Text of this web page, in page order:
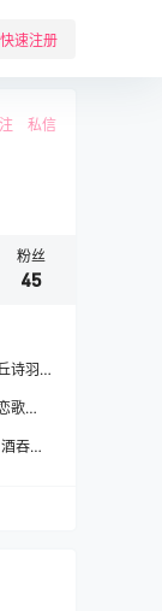
快速注册
私信
粉丝
45
诗羽兔
歌
吞童